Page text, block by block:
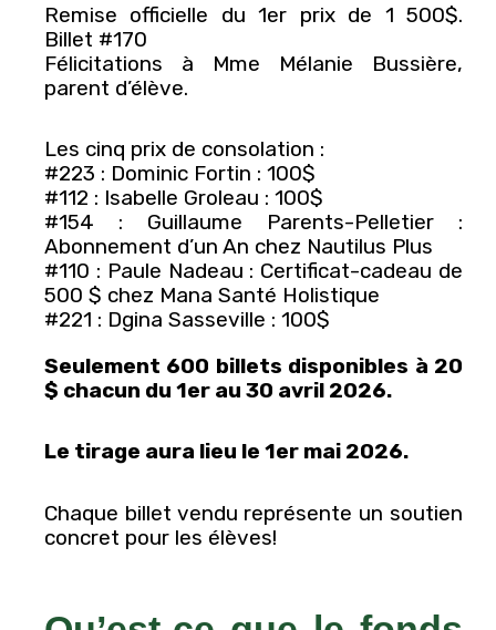
Remise officielle du 1er prix de 1 500$.
Billet #170
Félicitations à Mme Mélanie Bussière,
parent d’élève.
Les cinq prix de consolation :
#223 : Dominic Fortin : 100$
#112 : Isabelle Groleau : 100$
#154 : Guillaume Parents-Pelletier :
Abonnement d’un An chez Nautilus Plus
#110 : Paule Nadeau : Certificat-cadeau de
500 $ chez Mana Santé Holistique
#221 : Dgina Sasseville : 100$
Seulement 600 billets disponibles à 20
$ chacun du 1er au 30 avril 2026.
Le tirage aura lieu le 1er mai 2026.
Chaque billet vendu représente un soutien
concret pour les élèves!